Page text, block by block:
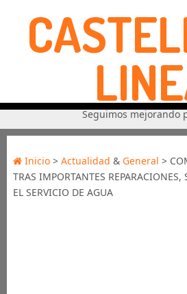
Seguimos mejorando
Inicio> Actualidad & General >
TRAS IMPORTANTES REPARACIONES,
EL SERVICIO DE AGUA